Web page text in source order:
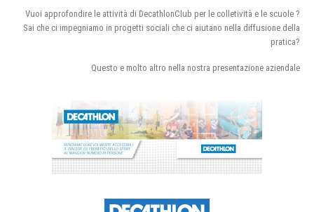
Vuoi approfondire le attività di DecathlonClub per le colletività e le scuole ?
Sai che ci impegniamo in progetti sociali che ci aiutano nella diffusione della
pratica?
Questo e molto altro nella nostra presentazione aziendale